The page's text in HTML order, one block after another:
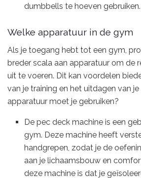
dumbbells te hoeven gebruiken.
Welke apparatuur in de gym
Als je toegang hebt tot een gym,
breder scala aan apparatuur om de
uit te voeren. Dit kan voordelen
van je training en het uitdagen van je
apparatuur moet je gebruiken?
De pec deck machine is een
gym. Deze machine heeft
handgrepen, zodat je de
aan je lichaamsbouw en
deze machine is dat je